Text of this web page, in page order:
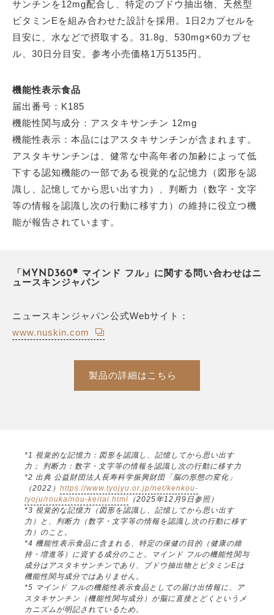
サンチンを12mg配合し、特定のブドウ抽出物、天然型
ビタミンEを組み合わせた設計を採用。1日2カプセルを
目安に、水などで摂取する。31.8g、530mg×60カプセ
ル、30日分目安。参考小売価格1万5135円。
機能性表示食品
届出番号：K185
機能性関与成分：アスタキサンチン 12mg
機能性表示：本品にはアスタキサンチンが含まれます。
アスタキサンチンは、健常な中高年者の加齢によって低
下する認知機能の一部である視覚的な記憶力（図形を認
識し、記憶してから思い出す力）、判断力（数字・文字
等の情報を認識し次の行動に移す力）の維持に役立つ機
能が報告されています。
「MYND360® マインド フル」に関する問い合わせはニ
ュースキンジャパン
ニュースキンジャパン公式Webサイト：
www.nuskin.com
製品の詳細はこちら
*1 視覚的な記憶力：図形を認識し、記憶してから思い出す
力； 判断力：数字・文字等の情報を認識し次の行動に移す力
*2 出典 公益財団法人長寿科学振興財団「脳の形態の変化」
（2022） https://www.tyojyu.or.jp/net/kenkou-
tyoju/rouka/nou-keitai.html （2025年12月9日参照）
*3 視覚的な記憶力（図形を認識し、記憶してから思い出す
力）と、判断力（数字・文字等の情報を認識し次の行動に移す
力）のこと。
*4 機能性表示食品に含まれる、特定の保健の目的（健康の維
持・増進等）に資する成分のこと。マインド フルの機能性関与
成分はアスタキサンチンであり、ブドウ抽出物とビタミンEは
機能性関与成分ではありません。
*5 マインド フルの機能性表示食品としての届け出情報に、ア
スタキサンチン（機能性関与成分）が脳に直接とどくというメ
カニズムが明記されているため。